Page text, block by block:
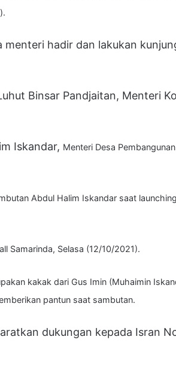
menteri hadir dan lakukan
Binsar Pandjaitan, Menteri
Iskandar, Menteri Desa
Abdul Halim Iskandar saat
Samarinda, Selasa (12/10/2021).
kakak dari Gus Imin (Muhaimin
pantun saat sambutan.
dukungan kepada Isran